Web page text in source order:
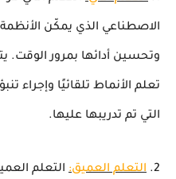
الاصطناعي الذي يمكّن
وتحسين أدائها بمرور الوقت.
تعلم الأنماط تلقائيًا وإجراء
التي تم تدريبها عليها.
2. التعلم العميق: التعلم